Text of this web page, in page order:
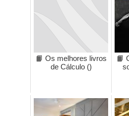
📙 Os melhores livros
de Cálculo ()
📙